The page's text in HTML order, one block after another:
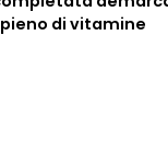
di vitamine